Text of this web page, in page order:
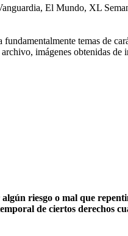
El Mundo, XL
temas de
imágenes obtenidas
riesgo o mal que
de ciertos derechos